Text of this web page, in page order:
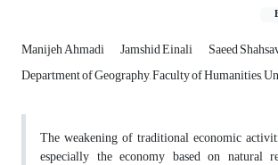
Manijeh Ahmadi Jamshid Einali
Saeed
Department of Geography, Faculty of Humanities,
The weakening of traditional economic
especially the economy based on natural